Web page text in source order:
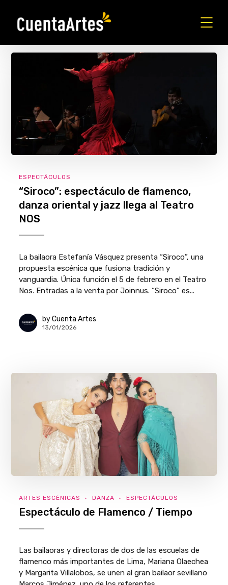
ESPECTÁCULOS
“Siroco”: espectáculo de flamenco,
danza oriental y jazz llega al Teatro
NOS
La bailaora Estefanía Vásquez presenta “Siroco”, una
propuesta escénica que fusiona tradición y
vanguardia. Única función el 5 de febrero en el Teatro
Nos. Entradas a la venta por Joinnus. “Siroco” es...
by Cuenta Artes
13/01/2026
ARTES ESCÉNICAS DANZA ESPECTÁCULOS
Espectáculo de Flamenco / Tiempo
Las bailaoras y directoras de dos de las escuelas de
flamenco más importantes de Lima, Mariana Olaechea
y Margarita Villalobos, se unen al gran bailaor sevillano